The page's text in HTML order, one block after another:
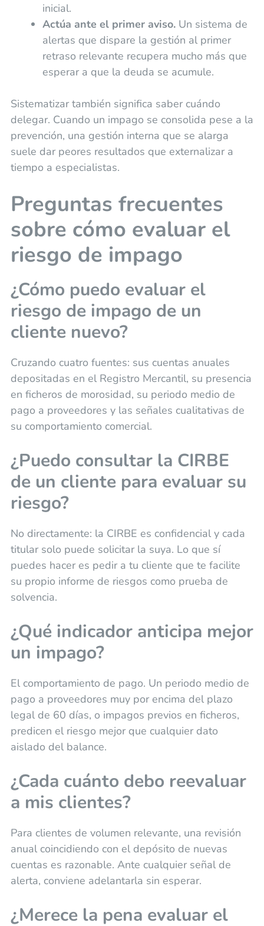
inicial.
Actúa ante el primer aviso.Un sistema de
alertas que dispare la gestión al primer
retraso relevante recupera mucho más que
esperar a que la deuda se acumule.
Sistematizar también significa saber cuándo
delegar. Cuando un impago se consolida pese a la
prevención, una gestión interna que se alarga
suele dar peores resultados que externalizar a
tiempo a especialistas.
Preguntas frecuentes
sobre cómo evaluar el
riesgo de impago
¿Cómo puedo evaluar el
riesgo de impago de un
cliente nuevo?
Cruzando cuatro fuentes: sus cuentas anuales
depositadas en el Registro Mercantil, su presencia
en ficheros de morosidad, su periodo medio de
pago a proveedores y las señales cualitativas de
su comportamiento comercial.
¿Puedo consultar la CIRBE
de un cliente para evaluar su
riesgo?
No directamente: la CIRBE es confidencial y cada
titular solo puede solicitar la suya. Lo que sí
puedes hacer es pedir a tu cliente que te facilite
su propio informe de riesgos como prueba de
solvencia.
¿Qué indicador anticipa mejor
un impago?
El comportamiento de pago. Un periodo medio de
pago a proveedores muy por encima del plazo
legal de 60 días, o impagos previos en ficheros,
predicen el riesgo mejor que cualquier dato
aislado del balance.
¿Cada cuánto debo reevaluar
a mis clientes?
Para clientes de volumen relevante, una revisión
anual coincidiendo con el depósito de nuevas
cuentas es razonable. Ante cualquier señal de
alerta, conviene adelantarla sin esperar.
¿Merece la pena evaluar el